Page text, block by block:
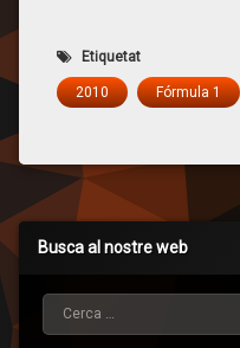
Etiquetat
2010 Fórmula 1
Busca al nostre web
Cerca: